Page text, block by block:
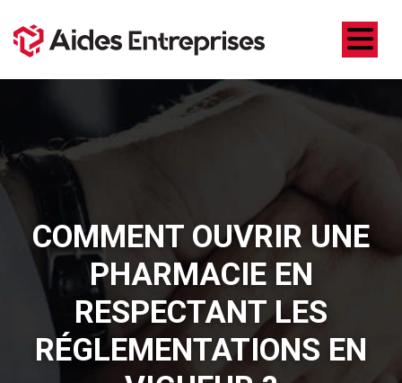
COMMENT OUVRIR UNE
PHARMACIE EN
RESPECTANT LES
RÉGLEMENTATIONS EN